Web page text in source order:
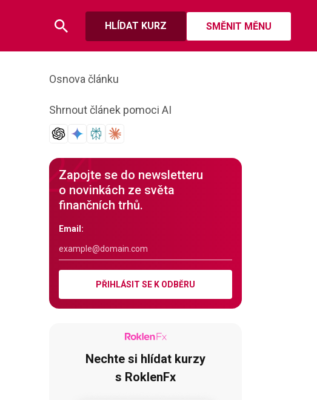
HLÍDAT KURZ SMĚNIT MĚNU
Osnova článku
Shrnout článek pomoci AI
Zapojte se do newsletteru
o novinkách ze světa
finančních trhů.
Email:
PŘIHLÁSIT SE K ODBĚRU
Nechte si hlídat kurzy
s RoklenFx